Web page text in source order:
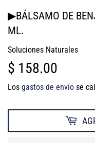
▶BÁLSAMO DE
ML.
Soluciones Naturales
$ 158.00
Los gastos de envío se